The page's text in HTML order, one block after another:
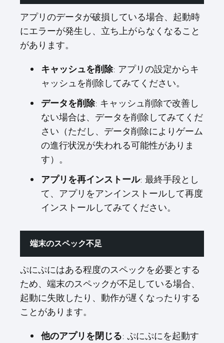
アプリのデータが破損している場合、起動時
にエラーが発生し、立ち上がらなくなること
があります。
キャッシュを削除: アプリの設定からキ
ャッシュを削除してみてください。
データを削除: キャッシュ削除で改善し
ない場合は、データを削除してみてくだ
さい（ただし、データ削除によりゲーム
の進行状況が失われる可能性がありま
す）。
アプリを再インストール: 最終手段とし
て、アプリをアンインストールして再度
インストールしてみてください。
端末のスペック不足
ぷにぷにはある程度のスペックを必要とする
ため、端末のスペックが不足している場合、
起動に失敗したり、動作が遅くなったりする
ことがあります。
他のアプリを閉じる: ぷにぷにを起動す